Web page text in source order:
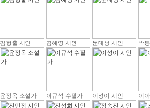
김형출 시인 김혜영 시인 문태성 시인 박
윤정옥 소설가 이규석 수필가 이성이 시인 이